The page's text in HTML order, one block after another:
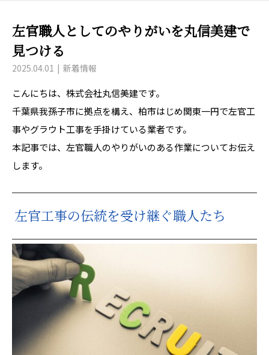
左官職人としてのやりがいを丸信美建で
見つける
2025.04.01 新着情報
こんにちは、株式会社丸信美建です。
千葉県我孫子市に拠点を構え、柏市はじめ関東一円で左官工
事やグラウト工事を手掛けている業者です。
本記事では、左官職人のやりがいのある作業についてお伝え
します。
左官工事の伝統を受け継ぐ職人たち